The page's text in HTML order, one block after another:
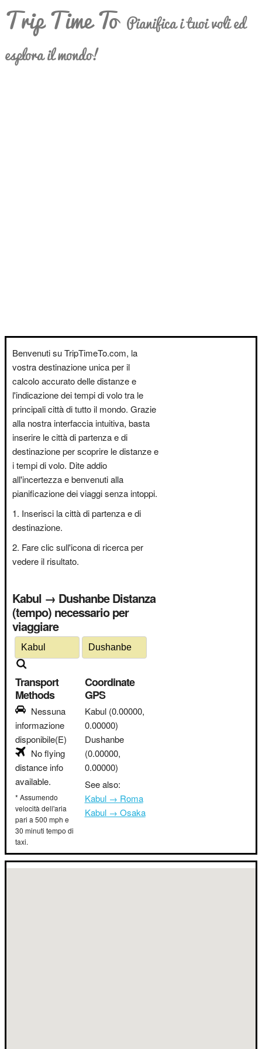
Trip Time To Pianifica i tuoi voli ed
esplora il mondo!
Benvenuti su TripTimeTo.com, la
vostra destinazione unica per il
calcolo accurato delle distanze e
l'indicazione dei tempi di volo tra le
principali città di tutto il mondo. Grazie
alla nostra interfaccia intuitiva, basta
inserire le città di partenza e di
destinazione per scoprire le distanze e
i tempi di volo. Dite addio
all'incertezza e benvenuti alla
pianificazione dei viaggi senza intoppi.
Inserisci la città di partenza e di
destinazione.
Fare clic sull'icona di ricerca per
vedere il risultato.
Kabul → Dushanbe Distanza
(tempo) necessario per
viaggiare
Transport
Methods
Nessuna
informazione
disponibile(E)
No flying
distance info
available.
* Assumendo
velocità dell'aria
pari a 500 mph e
30 minuti tempo di
taxi.
Coordinate
GPS
Kabul (0.00000,
0.00000)
Dushanbe
(0.00000,
0.00000)
See also:
Kabul → Roma
Kabul → Osaka